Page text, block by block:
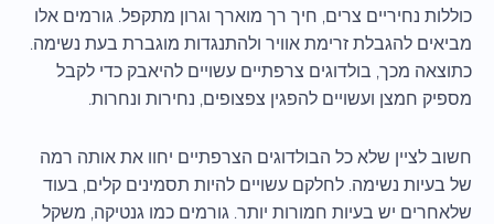
כוללות נחיריים צרים, חיך רך מוארך וגרון מתקפל. גורמים אלו
מביאים להגבלת זרימת אוויר ולהתנגדות מוגברת בעת נשימה.
כתוצאה מכך, בולדוגים צרפתיים עשויים להיאבק כדי לקבל
מספיק חמצן ועשויים להפגין צפצופים, נחירות ונחרות.
חשוב לציין שלא כל הבולדוגים הצרפתיים יחוו את אותה רמה
של בעיות נשימה. לחלקם עשויים להיות תסמינים קלים, בעוד
שלאחרים יש בעיות חמורות יותר. גורמים כמו גנטיקה, משקל